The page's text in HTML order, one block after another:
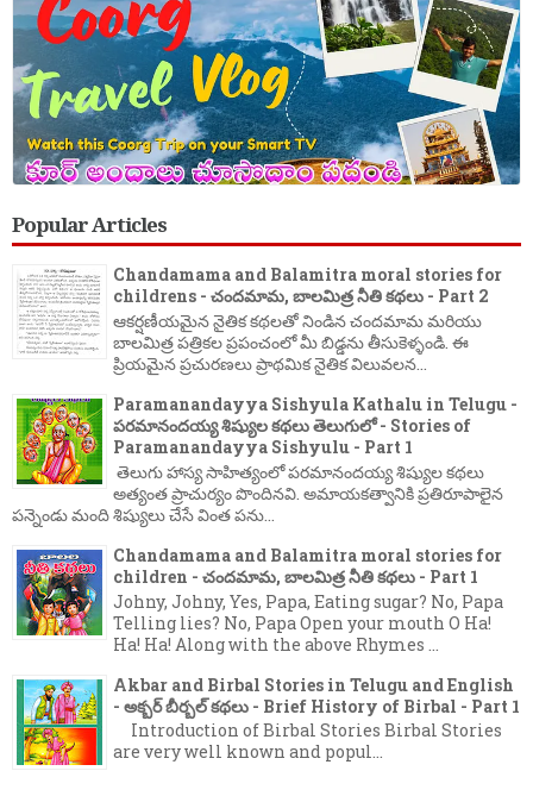
Popular Articles
Chandamama and Balamitra moral stories for
childrens - చందమామ, బాలమిత్ర నీతి కథలు - Part 2
ఆకర్షణీయమైన నైతిక కథలతో నిండిన చందమామ మరియు
బాలమిత్ర పత్రికల ప్రపంచంలో మీ బిడ్డను తీసుకెళ్ళండి. ఈ
ప్రియమైన ప్రచురణలు ప్రాథమిక నైతిక విలువలన...
Paramanandayya Sishyula Kathalu in Telugu -
పరమానందయ్య శిష్యుల కథలు తెలుగులో - Stories of
Paramanandayya Sishyulu - Part 1
తెలుగు హాస్య సాహిత్యంలో పరమానందయ్య శిష్యుల కథలు
అత్యంత ప్రాచుర్యం పొందినవి. అమాయకత్వానికి ప్రతిరూపాలైన
పన్నెండు మంది శిష్యులు చేసే వింత పను...
Chandamama and Balamitra moral stories for
children - చందమామ, బాలమిత్ర నీతి కథలు - Part 1
Johny, Johny, Yes, Papa, Eating sugar? No, Papa
Telling lies? No, Papa Open your mouth O Ha!
Ha! Ha! Along with the above Rhymes ...
Akbar and Birbal Stories in Telugu and English
- అక్బర్ బీర్బల్ కథలు - Brief History of Birbal - Part 1
Introduction of Birbal Stories Birbal Stories
are very well known and popul...